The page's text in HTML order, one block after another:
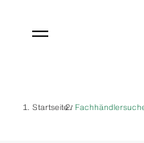
Startseite/